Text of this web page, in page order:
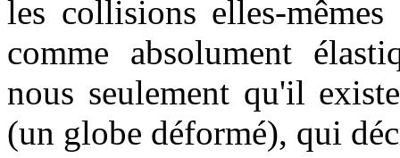
les collisions elles-
comme absolument
nous seulement qu'il
(un globe déformé), qui